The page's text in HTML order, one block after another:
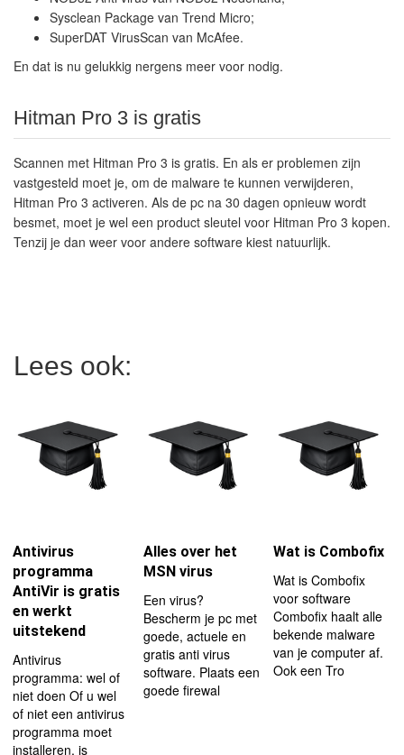
Sysclean Package van Trend Micro;
SuperDAT VirusScan van McAfee.
En dat is nu gelukkig nergens meer voor nodig.
Hitman Pro 3 is gratis
Scannen met Hitman Pro 3 is gratis. En als er problemen zijn
vastgesteld moet je, om de malware te kunnen verwijderen,
Hitman Pro 3 activeren. Als de pc na 30 dagen opnieuw wordt
besmet, moet je wel een product sleutel voor Hitman Pro 3 kopen.
Tenzij je dan weer voor andere software kiest natuurlijk.
Lees ook:
Antivirus
programma
AntiVir is gratis
en werkt
uitstekend
Antivirus
programma: wel of
niet doen Of u wel
of niet een antivirus
programma moet
installeren, is
Alles over het
MSN virus
Een virus?
Bescherm je pc met
goede, actuele en
gratis anti virus
software. Plaats een
goede firewal
Wat is Combofix
Wat is Combofix
voor software
Combofix haalt alle
bekende malware
van je computer af.
Ook een Tro